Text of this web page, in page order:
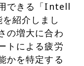
できる「Intell
紹介しまし
の増大に合わ
トによる疲労
かを特定する